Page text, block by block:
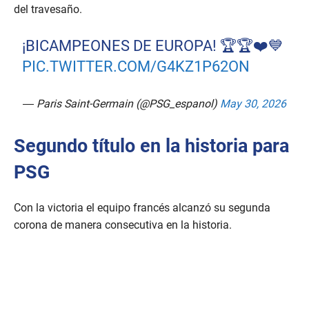
del travesaño.
¡BICAMPEONES DE EUROPA! 🏆🏆❤️💙
PIC.TWITTER.COM/G4KZ1P62ON
— Paris Saint-Germain (@PSG_espanol) May 30, 2026
Segundo título en la historia para
PSG
Con la victoria el equipo francés alcanzó su segunda
corona de manera consecutiva en la historia.